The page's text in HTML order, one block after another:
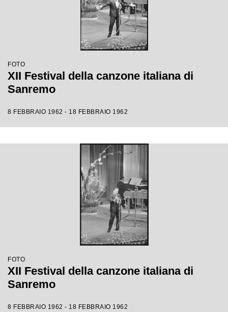
FOTO
XII Festival della canzone italiana di
Sanremo
8 FEBBRAIO 1962 - 18 FEBBRAIO 1962
FOTO
XII Festival della canzone italiana di
Sanremo
8 FEBBRAIO 1962 - 18 FEBBRAIO 1962